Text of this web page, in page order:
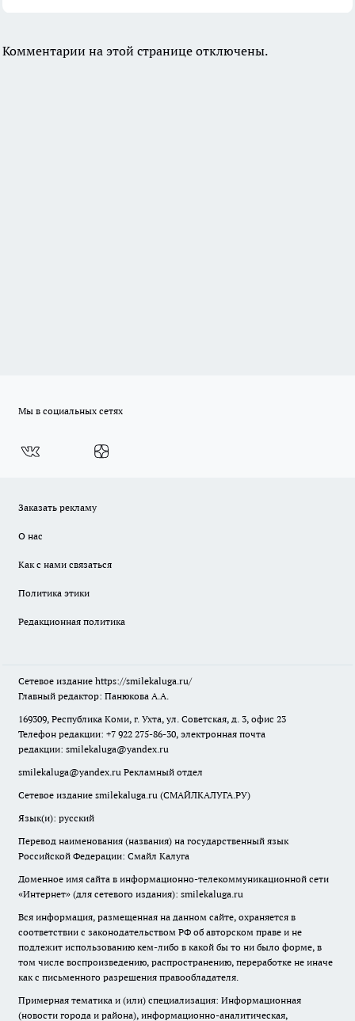
Комментарии на этой странице отключены.
Мы в социальных сетях
Заказать рекламу
О нас
Как с нами связаться
Политика этики
Редакционная политика
Сетевое издание https://smilekaluga.ru/
Главный редактор: Панюкова А.А.
169309, Республика Коми, г. Ухта, ул. Советская, д. 3, офис 23
Телефон редакции: +7 922 275-86-30, электронная почта
редакции: smilekaluga@yandex.ru
smilekaluga@yandex.ru Рекламный отдел
Сетевое издание smilekaluga.ru (СМАЙЛКАЛУГА.РУ)
Язык(и): русский
Перевод наименования (названия) на государственный язык
Российской Федерации: Смайл Калуга
Доменное имя сайта в информационно-телекоммуникационной сети
«Интернет» (для сетевого издания): smilekaluga.ru
Вся информация, размещенная на данном сайте, охраняется в
соответствии с законодательством РФ об авторском праве и не
подлежит использованию кем-либо в какой бы то ни было форме, в
том числе воспроизведению, распространению, переработке не иначе
как с письменного разрешения правообладателя.
Примерная тематика и (или) специализация: Информационная
(новости города и района), информационно-аналитическая,